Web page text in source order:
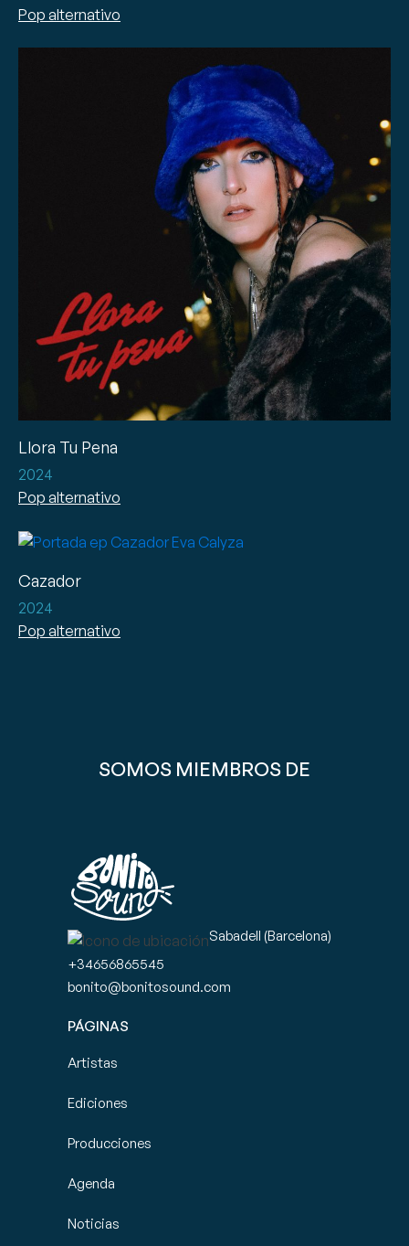
Pop alternativo
Llora Tu Pena
2024
Pop alternativo
Cazador
2024
Pop alternativo
SOMOS MIEMBROS DE
Sabadell (Barcelona)
+34656865545
bonito@bonitosound.com
PÁGINAS
Artistas
Ediciones
Producciones
Agenda
Noticias